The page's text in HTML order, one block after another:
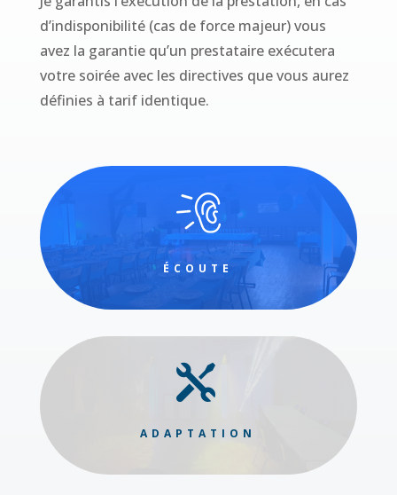
d’indisponibilité (cas de force majeur) vous
avez la garantie qu’un prestataire exécutera
votre soirée avec les directives que vous aurez
définies à tarif identique.
ÉCOUTE

ADAPTATION